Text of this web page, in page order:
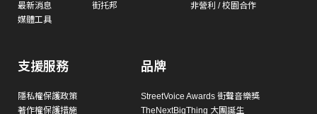
最新消息
媒體工具
街托邦
非營利 / 校園合作
支援服務
隱私權保護政策
著作權保護措施
品牌
StreetVoice Awards 街聲音樂獎
TheNextBigThing 大團誕生